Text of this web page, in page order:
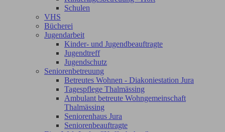
Schulen
VHS
Bücherei
Jugendarbeit
Kinder- und Jugendbeauftragte
Jugendtreff
Jugendschutz
Seniorenbetreuung
Betreutes Wohnen - Diakoniestation Jura
Tagespflege Thalmässing
Ambulant betreute Wohngemeinschaft
Thalmässing
Seniorenhaus Jura
Seniorenbeauftragte